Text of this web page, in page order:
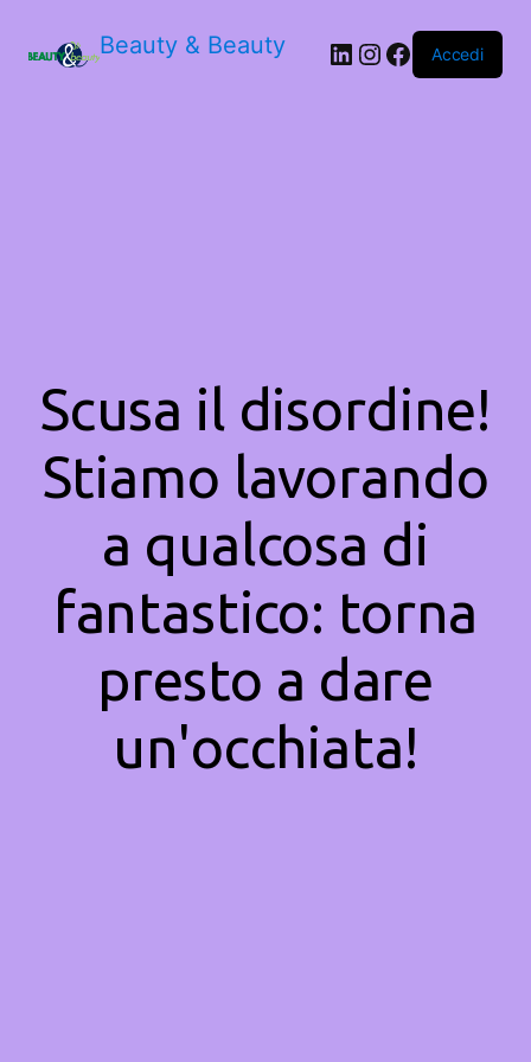
Beauty & Beauty LinkedIn
Instagram
Facebook
Accedi
Scusa il disordine!
Stiamo lavorando
a qualcosa di
fantastico: torna
presto a dare
un'occhiata!